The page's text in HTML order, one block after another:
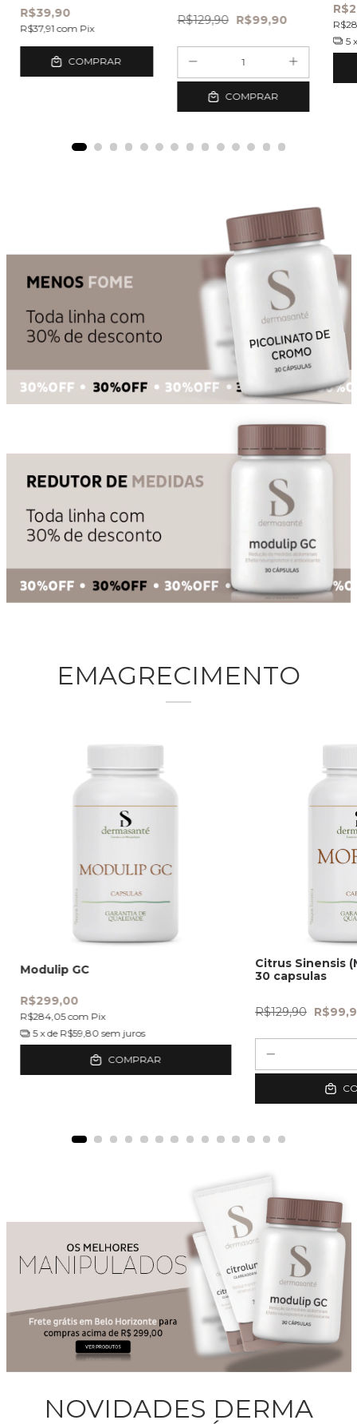
R$39,90
R$37,91 com Pix
COMPRAR
R$129,90 R$99,90
COMPRAR
5
EMAGRECIMENTO
Modulip GC
R$299,00
R$284,05com Pix
5 x de R$59,80 sem juros
COMPRAR
Citrus Sinensis
30 capsulas
R$129,90
NOVIDADES DERMA